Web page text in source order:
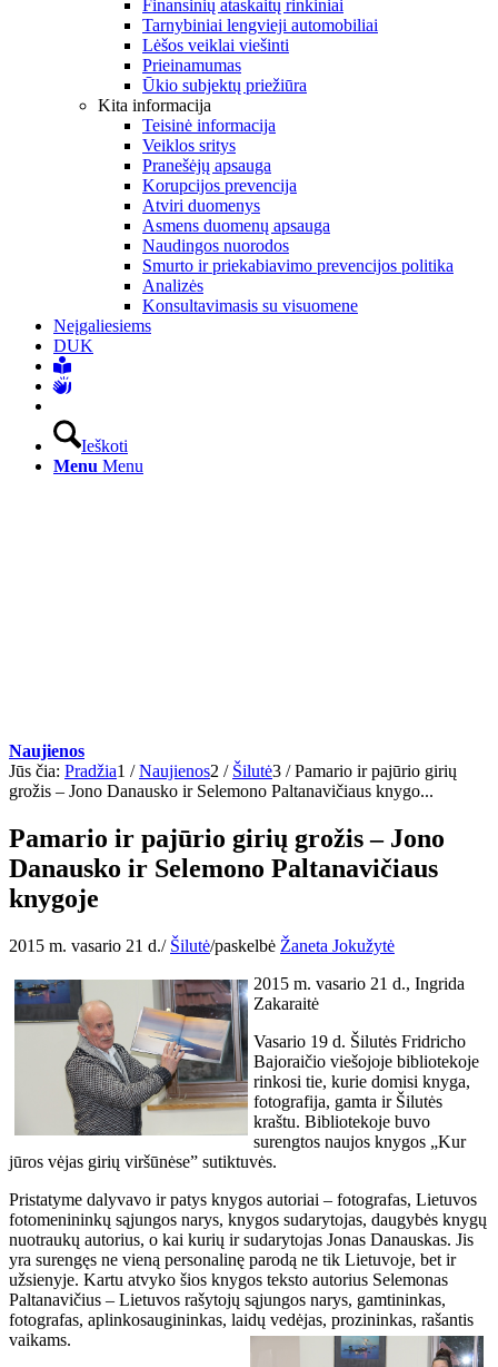
Finansinių ataskaitų rinkiniai
Tarnybiniai lengvieji automobiliai
Lėšos veiklai viešinti
Prieinamumas
Ūkio subjektų priežiūra
Kita informacija
Teisinė informacija
Veiklos sritys
Pranešėjų apsauga
Korupcijos prevencija
Atviri duomenys
Asmens duomenų apsauga
Naudingos nuorodos
Smurto ir priekabiavimo prevencijos politika
Analizės
Konsultavimasis su visuomene
Neįgaliesiems
DUK
Ieškoti
Menu Menu
Naujienos
Jūs čia: Pradžia1 / Naujienos2 / Šilutė3 / Pamario ir pajūrio girių
grožis – Jono Danausko ir Selemono Paltanavičiaus knygo...
Pamario ir pajūrio girių grožis – Jono
Danausko ir Selemono Paltanavičiaus
knygoje
2015 m. vasario 21 d./ Šilutė/paskelbė Žaneta Jokužytė
2015 m. vasario 21 d., Ingrida
Zakaraitė
Vasario 19 d. Šilutės Fridricho
Bajoraičio viešojoje bibliotekoje
rinkosi tie, kurie domisi knyga,
fotografija, gamta ir Šilutės
kraštu. Bibliotekoje buvo
surengtos naujos knygos „Kur
jūros vėjas girių viršūnėse” sutiktuvės.
Pristatyme dalyvavo ir patys knygos autoriai – fotografas, Lietuvos
fotomenininkų sąjungos narys, knygos sudarytojas, daugybės knygų
nuotraukų autorius, o kai kurių ir sudarytojas Jonas Danauskas. Jis
yra surengęs ne vieną personalinę parodą ne tik Lietuvoje, bet ir
užsienyje. Kartu atvyko šios knygos teksto autorius Selemonas
Paltanavičius – Lietuvos rašytojų sąjungos narys, gamtininkas,
fotografas, aplinkosaugininkas, laidų vedėjas, prozininkas, rašantis
vaikams.